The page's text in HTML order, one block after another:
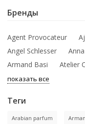
Бренды
Agent Provocateur
Angel Schlesser
Armand Basi
Atelier
показать все
Теги
Arabian parfum